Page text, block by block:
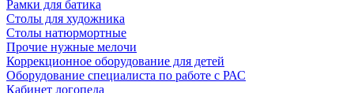
Рамки для батика
Столы для художника
Столы натюрмортные
Прочие нужные мелочи
Коррекционное оборудование для детей
Оборудование специалиста по работе с РАС
Кабинет логопеда